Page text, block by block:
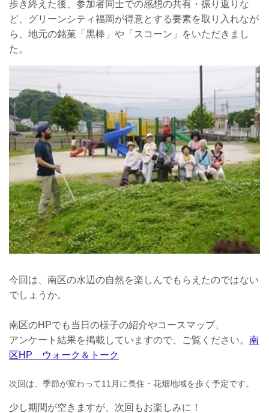
歩き終えた後、参加者同士での感想の共有・振り返りな
ど、グリーンシティ福岡が得意とする要素を取り入れなが
ら、地元の銘菓「黒棒」や「スコーン」をいただきまし
た。
今回は、南区の水辺の自然を楽しんでもらえたのではない
でしょうか。
南区のHPでも当日の様子の紹介やコースマップ、
アンケート結果を掲載していますので、ご覧ください。 南
区HP ウォーク＆トーク
次回は、季節が変わって11月に長住・花畑地域を歩く予定です。
少し期間が空きますが、次回もお楽しみに！